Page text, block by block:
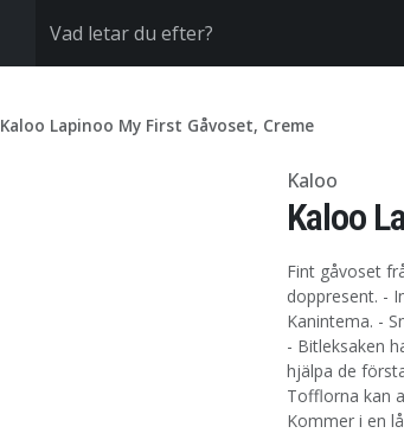
Kaloo Lapinoo My First Gåvoset, Creme
Kaloo
Kaloo
Fint gåvoset
doppresent. -
Kanintema. -
- Bitleksaken
hjälpa de
Tofflorna kan
Kommer i en